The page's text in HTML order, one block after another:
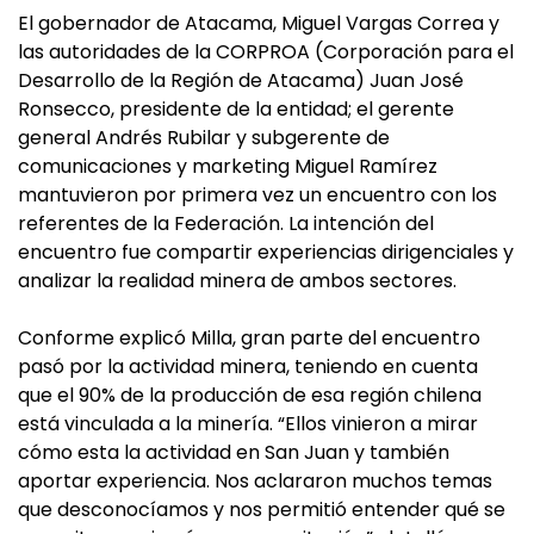
El gobernador de Atacama, Miguel Vargas Correa y
las autoridades de la CORPROA (Corporación para el
Desarrollo de la Región de Atacama) Juan José
Ronsecco, presidente de la entidad; el gerente
general Andrés Rubilar y subgerente de
comunicaciones y marketing Miguel Ramírez
mantuvieron por primera vez un encuentro con los
referentes de la Federación. La intención del
encuentro fue compartir experiencias dirigenciales y
analizar la realidad minera de ambos sectores.
Conforme explicó Milla, gran parte del encuentro
pasó por la actividad minera, teniendo en cuenta
que el 90% de la producción de esa región chilena
está vinculada a la minería. “Ellos vinieron a mirar
cómo esta la actividad en San Juan y también
aportar experiencia. Nos aclararon muchos temas
que desconocíamos y nos permitió entender qué se